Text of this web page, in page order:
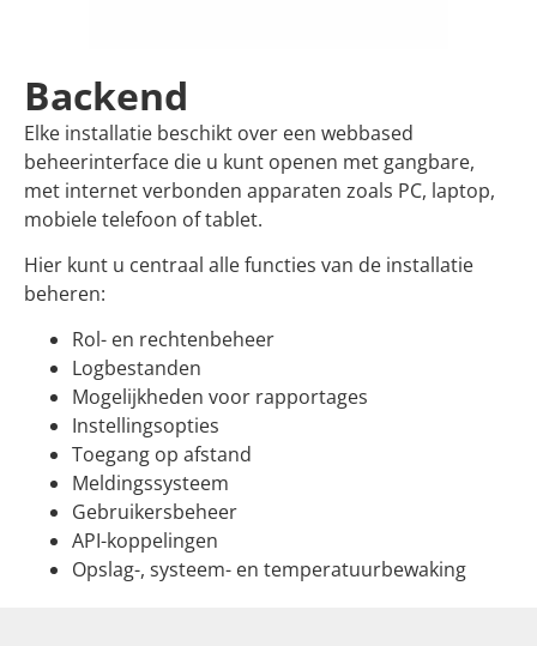
Backend
Elke installatie beschikt over een webbased
beheerinterface die u kunt openen met gangbare,
met internet verbonden apparaten zoals PC, laptop,
mobiele telefoon of tablet.
Hier kunt u centraal alle functies van de installatie
beheren:
Rol- en rechtenbeheer
Logbestanden
Mogelijkheden voor rapportages
Instellingsopties
Toegang op afstand
Meldingssysteem
Gebruikersbeheer
API-koppelingen
Opslag-, systeem- en temperatuurbewaking